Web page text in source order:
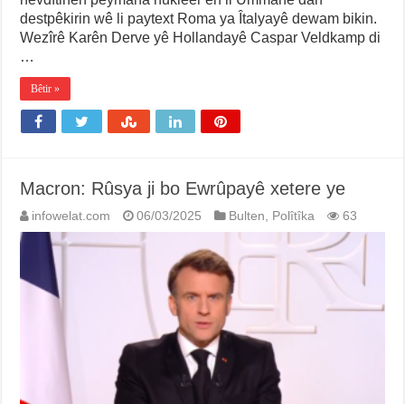
destpêkirin wê li paytext Roma ya Îtalyayê dewam bikin.
Wezîrê Karên Derve yê Hollandayê Caspar Veldkamp di
…
Bêtir »
Macron: Rûsya ji bo Ewrûpayê xetere ye
infowelat.com 06/03/2025 Bulten, Polîtîka 63